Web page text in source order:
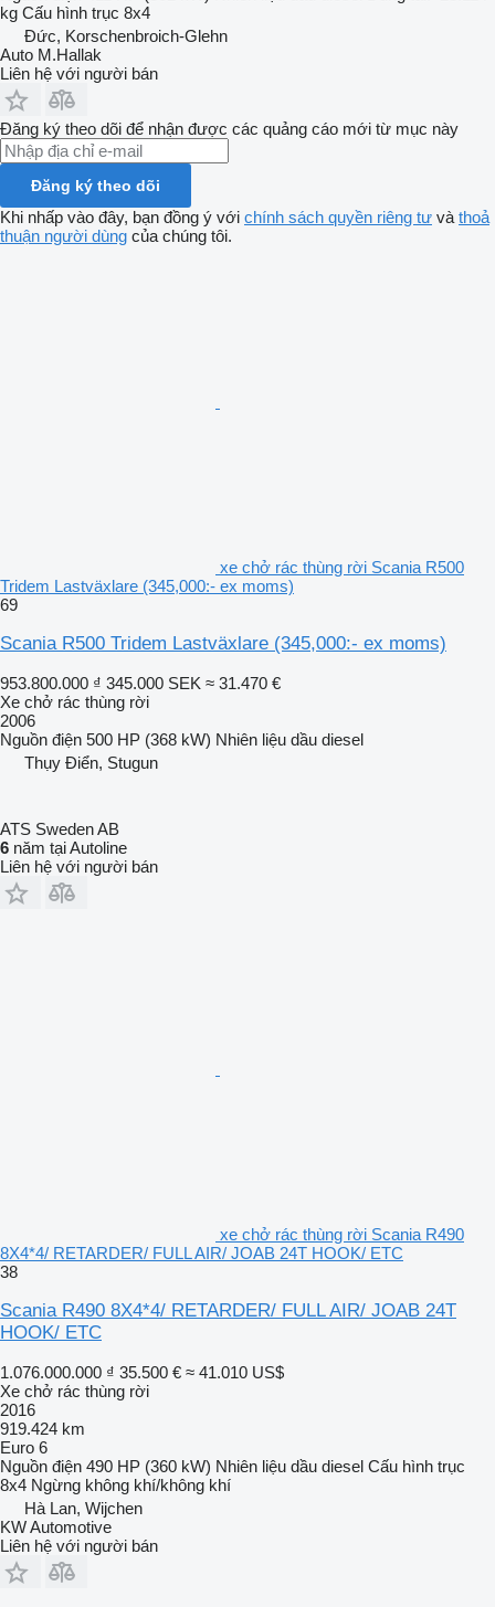
kg Cấu hình trục 8x4
Đức, Korschenbroich-Glehn
Auto M.Hallak
Liên hệ với người bán
Đăng ký theo dõi để nhận được các quảng cáo mới từ mục này
Đăng ký theo dõi
Khi nhấp vào đây, bạn đồng ý với chính sách quyền riêng tư và thoả
thuận người dùng của chúng tôi.
xe chở rác thùng rời Scania R500
Tridem Lastväxlare (345,000:- ex moms)
69
Scania R500 Tridem Lastväxlare (345,000:- ex moms)
953.800.000 ₫ 345.000 SEK ≈ 31.470 €
Xe chở rác thùng rời
2006
Nguồn điện 500 HP (368 kW) Nhiên liệu dầu diesel
Thụy Điển, Stugun
ATS Sweden AB
6 năm tại Autoline
Liên hệ với người bán
xe chở rác thùng rời Scania R490
8X4*4/ RETARDER/ FULL AIR/ JOAB 24T HOOK/ ETC
38
Scania R490 8X4*4/ RETARDER/ FULL AIR/ JOAB 24T
HOOK/ ETC
1.076.000.000 ₫ 35.500 € ≈ 41.010 US$
Xe chở rác thùng rời
2016
919.424 km
Euro 6
Nguồn điện 490 HP (360 kW) Nhiên liệu dầu diesel Cấu hình trục
8x4 Ngừng không khí/không khí
Hà Lan, Wijchen
KW Automotive
Liên hệ với người bán